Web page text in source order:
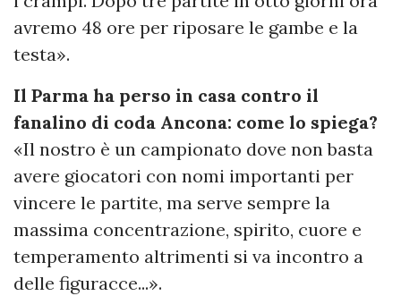
avremo 48 ore per riposare le gambe e la
testa».
Il Parma ha perso in casa contro il
fanalino di coda Ancona: come lo spiega?
«Il nostro è un campionato dove non basta
avere giocatori con nomi importanti per
vincere le partite, ma serve sempre la
massima concentrazione, spirito, cuore e
temperamento altrimenti si va incontro a
delle figuracce...».